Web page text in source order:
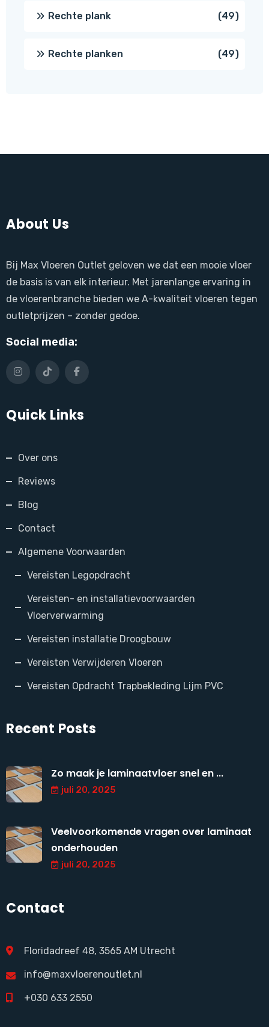
Rechte plank 4949
Rechte planken 4949
About Us
Bij Max Vloeren Outlet geloven we dat een mooie vloer
de basis is van elk interieur. Met jarenlange ervaring in
de vloerenbranche bieden we A-kwaliteit vloeren tegen
outletprijzen – zonder gedoe.
Social media:
Quick Links
Over ons
Reviews
Blog
Contact
Algemene Voorwaarden
Vereisten Legopdracht
Vereisten- en installatievoorwaarden
Vloerverwarming
Vereisten installatie Droogbouw
Vereisten Verwijderen Vloeren
Vereisten Opdracht Trapbekleding Lijm PVC
Recent Posts
Zo maak je laminaatvloer snel en ...
juli 20, 2025
Veelvoorkomende vragen over laminaat
onderhouden
juli 20, 2025
Contact
Floridadreef 48, 3565 AM Utrecht
info@maxvloerenoutlet.nl
+030 633 2550